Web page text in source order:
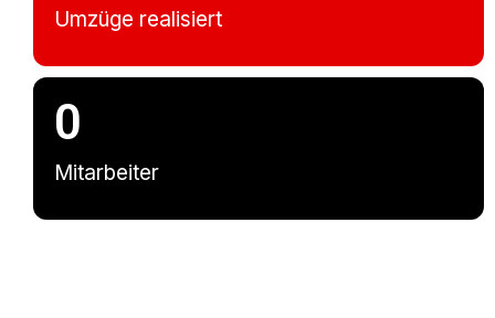
Umzüge realisiert
Mitarbeiter
0